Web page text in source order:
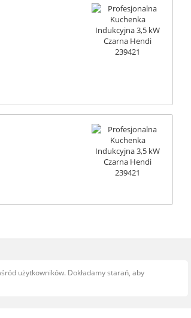
użytkowników. Dokładamy starań, aby